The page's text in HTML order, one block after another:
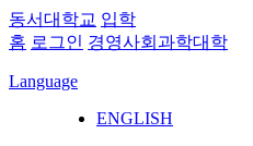
동서대학교 입학
홈 로그인 경영사회과학대학
Language
ENGLISH